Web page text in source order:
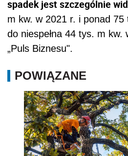
spadek jest szczególnie
m kw. w 2021 r. i ponad
do niespełna 44 tys. m kw.
„Puls Biznesu".
POWIĄZANE